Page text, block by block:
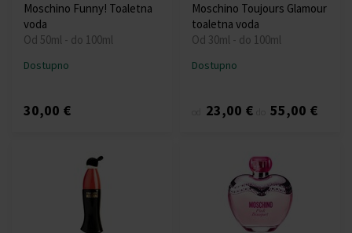
Moschino Funny! Toaletna
voda
Od 50ml - do 100ml
Dostupno
30,00 €
Moschino Toujours Glamour
toaletna voda
Od 30ml - do 100ml
Dostupno
23,00 € 55,00 €